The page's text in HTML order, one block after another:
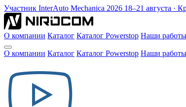
Участник InterAuto Mechanica 2026 18–21 августа ·
О компании Каталог Каталог Powerstop Наши работы
О компании Каталог Каталог Powerstop Наши работы